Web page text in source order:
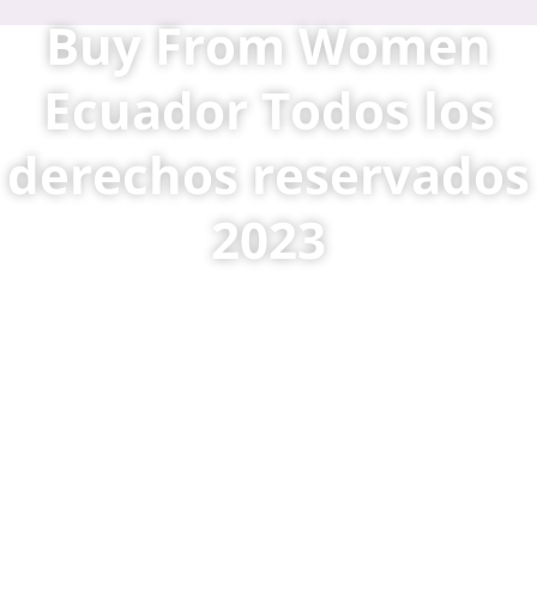
Buy From Women
Ecuador Todos los
derechos reservados
2023